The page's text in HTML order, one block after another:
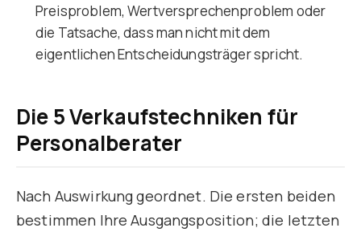
Preisproblem, Wertversprechenproblem oder
die Tatsache, dass man nicht mit dem
eigentlichen Entscheidungsträger spricht.
Die 5 Verkaufstechniken für
Personalberater
Nach Auswirkung geordnet. Die ersten beiden
bestimmen Ihre Ausgangsposition; die letzten